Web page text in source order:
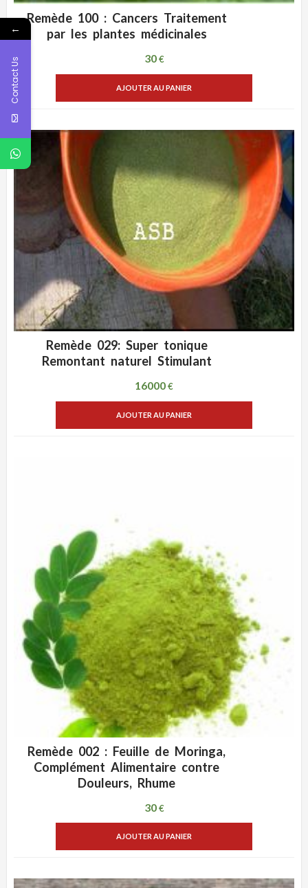
ADD WISHLIST
Remède 100 : Cancers Traitement
par les plantes médicinales
30€
AJOUTER AU PANIER
ADD WISHLIST
Remède 029: Super tonique
Remontant naturel Stimulant
16000€
AJOUTER AU PANIER
ADD WISHLIST
Remède 002 : Feuille de Moringa,
Complément Alimentaire contre
Douleurs, Rhume
30€
AJOUTER AU PANIER
←
Contact Us